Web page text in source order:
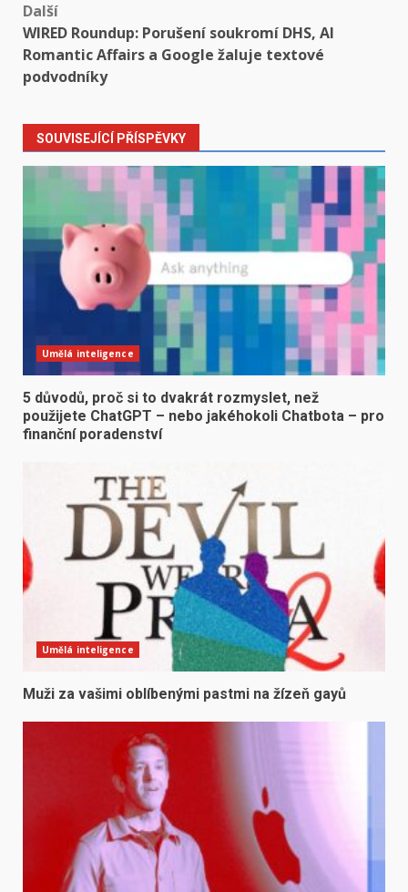
Další
WIRED Roundup: Porušení soukromí DHS, AI
Romantic Affairs a Google žaluje textové
podvodníky
SOUVISEJÍCÍ PŘÍSPĚVKY
Umělá inteligence
5 důvodů, proč si to dvakrát rozmyslet, než
použijete ChatGPT – nebo jakéhokoli Chatbota – pro
finanční poradenství
Umělá inteligence
Muži za vašimi oblíbenými pastmi na žízeň gayů